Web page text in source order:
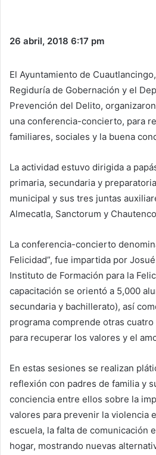
26 abril, 2018 6:17 pm
El Ayuntamiento de
Regiduría de Gobernación y el
Prevención del Delito,
una conferencia-concierto, para
familiares, sociales y la buena
La actividad estuvo dirigida a
primaria, secundaria y
municipal y sus tres juntas
Almecatla, Sanctorum y
La conferencia-concierto
Felicidad”, fue impartida por
Instituto de Formación para la
capacitación se orientó a 5,000
secundaria y bachillerato), así
programa comprende otras
para recuperar los valores y el
En estas sesiones se realizan
reflexión con padres de familia y
conciencia entre ellos sobre la
valores para prevenir la violencia
escuela, la falta de comunicación
hogar, mostrando nuevas